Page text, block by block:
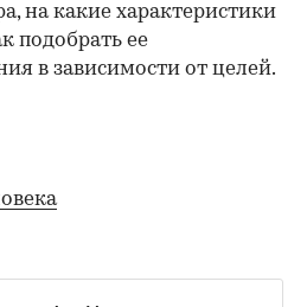
на какие характеристики
подобрать ее
в зависимости от целей.